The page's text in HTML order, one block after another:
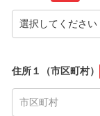
住所１（市区町村）